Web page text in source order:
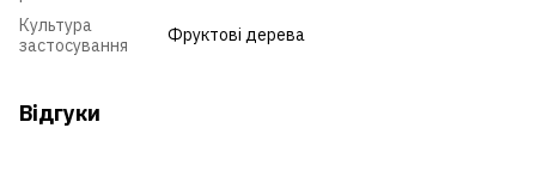
Культура
застосування
Фруктові дерева
Відгуки